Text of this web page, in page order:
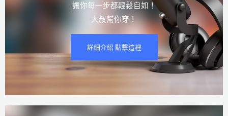
讓你每一步都輕鬆自如！
大叔幫你穿！
詳細介紹 點擊這裡